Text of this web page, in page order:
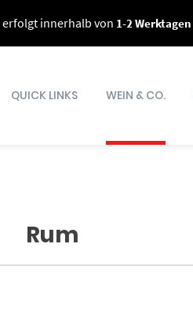
erfolgt innerhalb von 1-2 Werktagen
QUICK LINKS WEIN & CO.
Rum